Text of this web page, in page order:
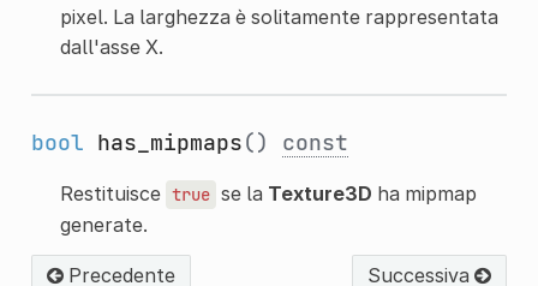
pixel. La larghezza è solitamente rappresentata
dall'asse X.
bool has_mipmaps() const
Restituisce true se la Texture3D ha mipmap
generate.
Precedente Successiva